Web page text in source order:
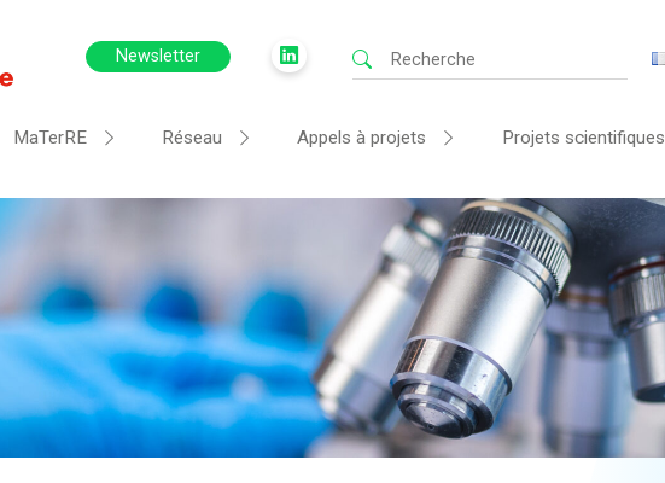
Newsletter
MaTerRE Réseau Appels à projets Projets scientifiques